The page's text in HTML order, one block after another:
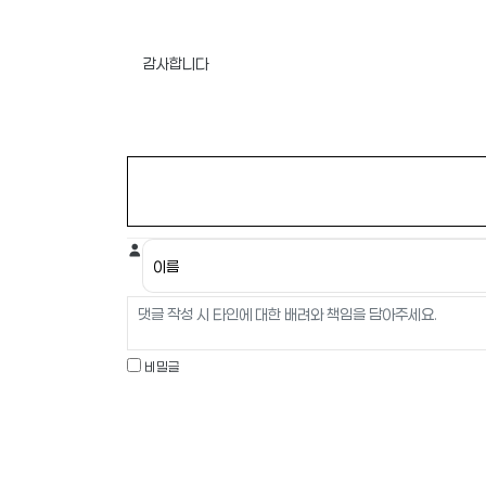
감사합니다
비밀글